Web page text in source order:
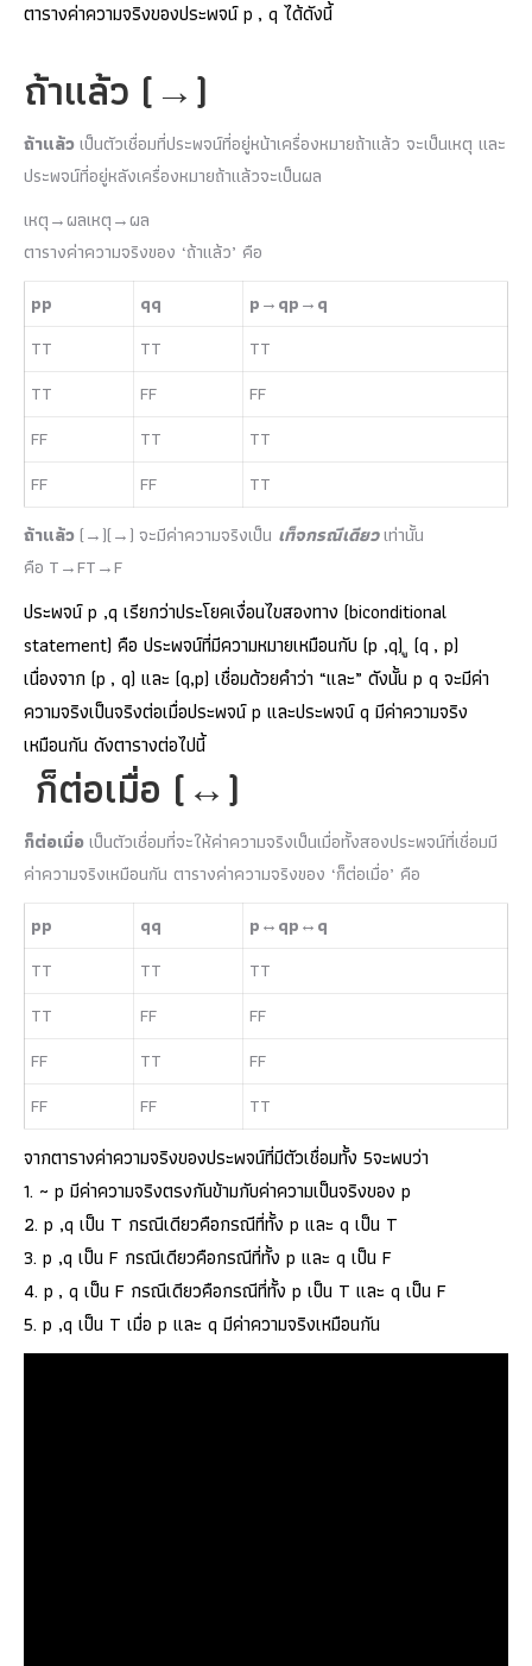
ตารางค่าความจริงของประพจน์ p , q ได้ดังนี้
ถ้าแล้ว (→)
ถ้าแล้วเป็นตัวเชื่อมที่ประพจน์ที่อยู่หน้าเครื่องหมายถ้าแล้ว จะเป็นเหตุ และ
ประพจน์ที่อยู่หลังเครื่องหมายถ้าแล้วจะเป็นผล
เหตุ→ผลเหตุ→ผล
ตารางค่าความจริงของ ‘ถ้าแล้ว’ คือ
pp qq p→qp→q
TT TT TT
TT FF FF
FF TT TT
FF FF TT
ถ้าแล้ว(→)(→) จะมีค่าความจริงเป็น เท็จกรณีเดียวเท่านั้น
คือ T→FT→F
ประพจน์ p ,q เรียกว่าประโยคเงื่อนไขสองทาง (biconditional
statement) คือ ประพจน์ที่มีความหมายเหมือนกับ (p ,q) ู (q , p)
เนื่องจาก (p , q) และ (q,p) เชื่อมด้วยคำว่า “และ” ดังนั้น p q จะมีค่า
ความจริงเป็นจริงต่อเมื่อประพจน์ p และประพจน์ q มีค่าความจริง
เหมือนกัน ดังตารางต่อไปนี้
ก็ต่อเมื่อ (↔)
ก็ต่อเมื่อเป็นตัวเชื่อมที่จะให้ค่าความจริงเป็นเมื่อทั้งสองประพจน์ที่เชื่อมมี
ค่าความจริงเหมือนกัน ตารางค่าความจริงของ ‘ก็ต่อเมื่อ’ คือ
pp qq p↔qp↔q
TT TT TT
TT FF FF
FF TT FF
FF FF TT
จากตารางค่าความจริงของประพจน์ที่มีตัวเชื่อมทั้ง 5จะพบว่า
1. ~ p มีค่าความจริงตรงกันข้ามกับค่าความเป็นจริงของ p
2. p ,q เป็น T กรณีเดียวคือกรณีที่ทั้ง p และ q เป็น T
3. p ,q เป็น F กรณีเดียวคือกรณีที่ทั้ง p และ q เป็น F
4. p , q เป็น F กรณีเดียวคือกรณีที่ทั้ง p เป็น T และ q เป็น F
5. p ,q เป็น T เมื่อ p และ q มีค่าความจริงเหมือนกัน